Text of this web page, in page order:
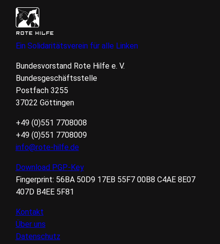
ROTE HILFE
Ein Solidaritätsverein für alle Linken
Bundesvorstand Rote Hilfe e. V.
Bundesgeschäftsstelle
Postfach 3255
37022 Göttingen
+49 (0)551 7708008
+49 (0)551 7708009
info@rote-hilfe.de
Download PGP-Key
Fingerprint: 56BA 50D9 17EB 55F7 00B8 C4AE 8E07
407D B4EE 5F81
FUSSZEILE
Kontakt
Über uns
Datenschutz